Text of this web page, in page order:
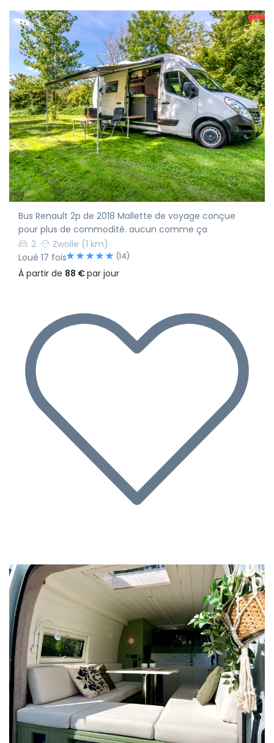
Bus Renault 2p de 2018 Mallette de voyage conçue
pour plus de commodité. aucun comme ça
2
Zwolle (1 km)
Loué 17 fois
(14)
À partir de 88 €par jour